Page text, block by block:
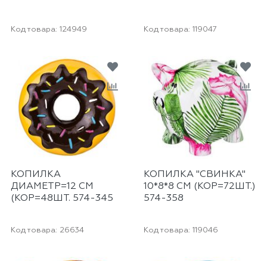
Код товара: 124949
КОПИЛКА
ДИАМЕТР=12 СМ
(КОР=48ШТ. 574-345
Код товара: 119047
КОПИЛКА "СВИНКА"
10*8*8 СМ (КОР=72ШТ.)
574-358
Код товара: 26634 Код товара: 119046